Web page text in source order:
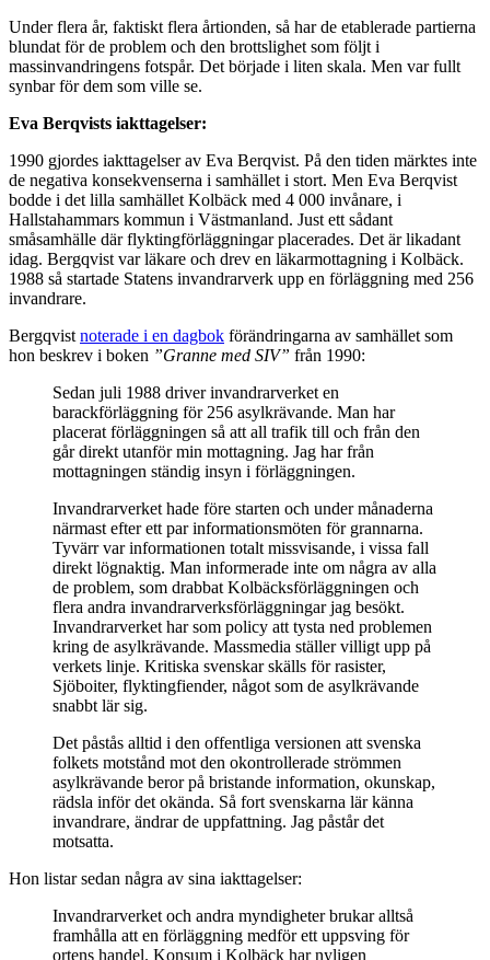
Under flera år, faktiskt flera årtionden, så har de etablerade partierna
blundat för de problem och den brottslighet som följt i
massinvandringens fotspår. Det började i liten skala. Men var fullt
synbar för dem som ville se.
Eva Berqvists iakttagelser:
1990 gjordes iakttagelser av Eva Berqvist. På den tiden märktes inte
de negativa konsekvenserna i samhället i stort. Men Eva Berqvist
bodde i det lilla samhället Kolbäck med 4 000 invånare, i
Hallstahammars kommun i Västmanland. Just ett sådant
småsamhälle där flyktingförläggningar placerades. Det är likadant
idag. Bergqvist var läkare och drev en läkarmottagning i Kolbäck.
1988 så startade Statens invandrarverk upp en förläggning med 256
invandrare.
Bergqvist noterade i en dagbok förändringarna av samhället som
hon beskrev i boken ”Granne med SIV” från 1990:
Sedan juli 1988 driver invandrarverket en
barackförläggning för 256 asylkrävande. Man har
placerat förläggningen så att all trafik till och från den
går direkt utanför min mottagning. Jag har från
mottagningen ständig insyn i förläggningen.
Invandrarverket hade före starten och under månaderna
närmast efter ett par informationsmöten för grannarna.
Tyvärr var informationen totalt missvisande, i vissa fall
direkt lögnaktig. Man informerade inte om några av alla
de problem, som drabbat Kolbäcksförläggningen och
flera andra invandrarverksförläggningar jag besökt.
Invandrarverket har som policy att tysta ned problemen
kring de asylkrävande. Massmedia ställer villigt upp på
verkets linje. Kritiska svenskar skälls för rasister,
Sjöboiter, flyktingfiender, något som de asylkrävande
snabbt lär sig.
Det påstås alltid i den offentliga versionen att svenska
folkets motstånd mot den okontrollerade strömmen
asylkrävande beror på bristande information, okunskap,
rädsla inför det okända. Så fort svenskarna lär känna
invandrare, ändrar de uppfattning. Jag påstår det
motsatta.
Hon listar sedan några av sina iakttagelser:
Invandrarverket och andra myndigheter brukar alltså
framhålla att en förläggning medför ett uppsving för
ortens handel. Konsum i Kolbäck har nyligen